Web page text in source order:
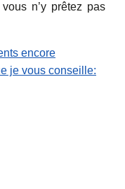
n’y prêtez pas
encore
je vous conseille: